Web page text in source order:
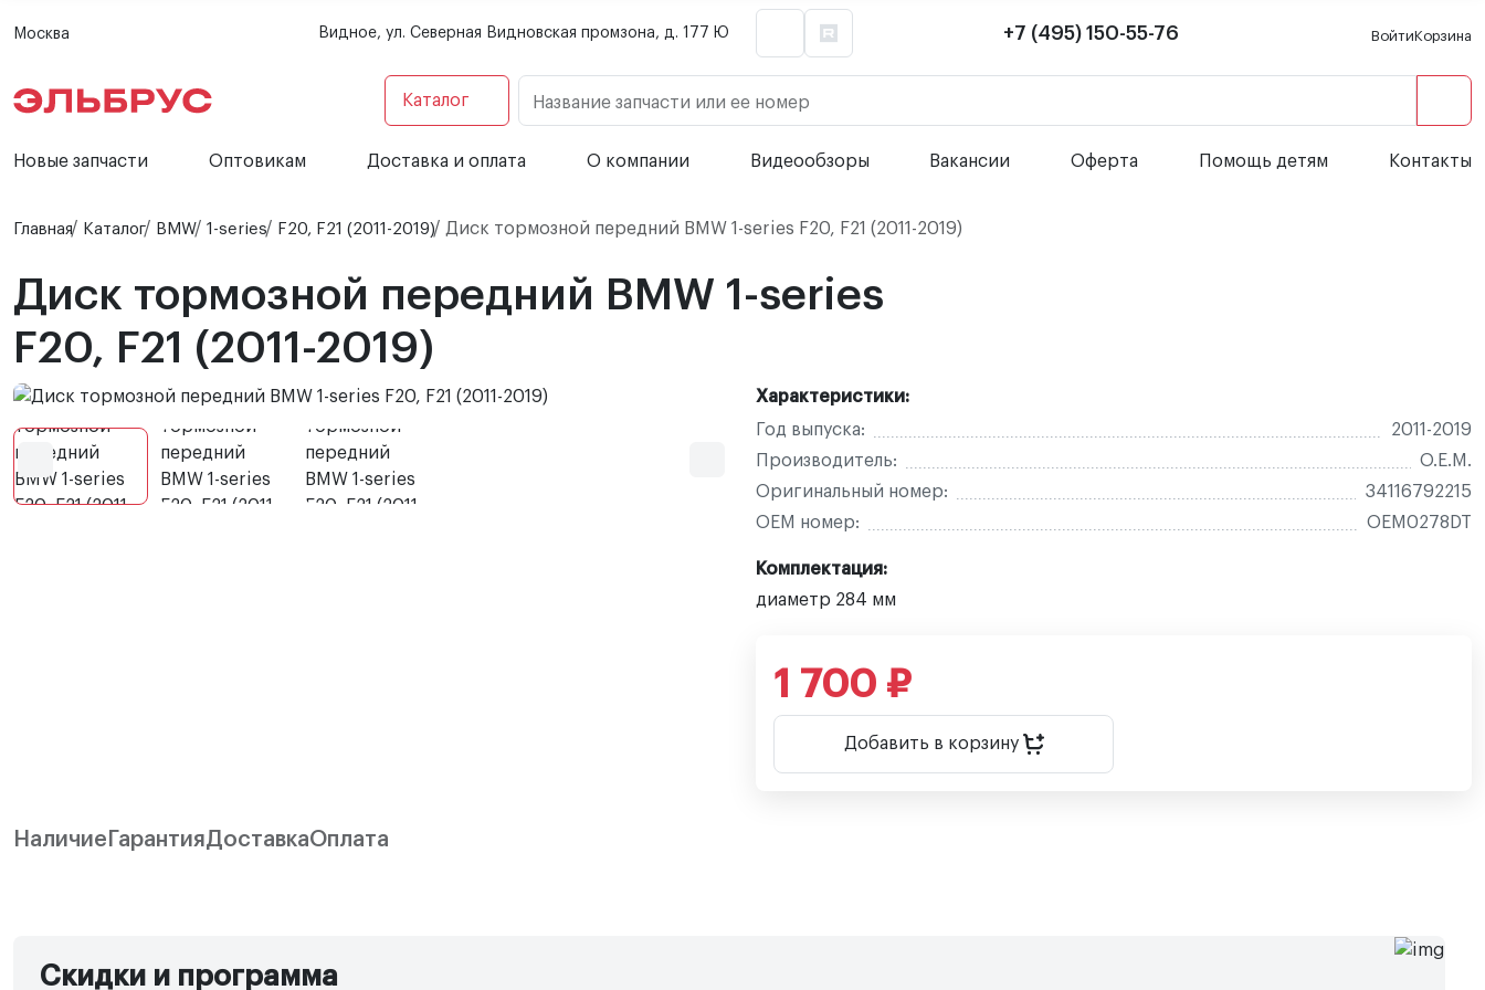
Москва Видное, ул. Северная Видновская промзона, д. 177 Ю +7 (495) 150-55-76 ВойтиКорзина
Каталог Название запчасти или ее номер
Новые запчасти Оптовикам Доставка и оплата О компании Видеообзоры Вакансии Оферта Помощь детям Контакты
Главная Каталог BMW 1-series F20, F21 (2011-2019) Диск тормозной передний BMW 1-series F20, F21 (2011-2019)
Диск тормозной передний BMW 1-series
F20, F21 (2011-2019)
Характеристики:
Год выпуска:
2011-2019
Производитель:
O.E.M.
Оригинальный номер:
34116792215
OEM номер:
OEM0278DT
Комплектация:
диаметр 284 мм
1 700 ₽
Добавить в корзину
Наличие ГарантияДоставкаОплата
Скидки и программа